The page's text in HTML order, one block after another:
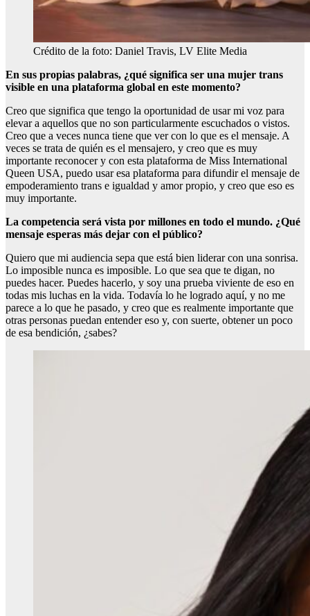
Crédito de la foto: Daniel Travis, LV Elite Media
En sus propias palabras, ¿qué significa ser una mujer trans
visible en una plataforma global en este momento?
Creo que significa que tengo la oportunidad de usar mi voz para
elevar a aquellos que no son particularmente escuchados o vistos.
Creo que a veces nunca tiene que ver con lo que es el mensaje. A
veces se trata de quién es el mensajero, y creo que es muy
importante reconocer y con esta plataforma de Miss International
Queen USA, puedo usar esa plataforma para difundir el mensaje de
empoderamiento trans e igualdad y amor propio, y creo que eso es
muy importante.
La competencia será vista por millones en todo el mundo. ¿Qué
mensaje esperas más dejar con el público?
Quiero que mi audiencia sepa que está bien liderar con una sonrisa.
Lo imposible nunca es imposible. Lo que sea que te digan, no
puedes hacer. Puedes hacerlo, y soy una prueba viviente de eso en
todas mis luchas en la vida. Todavía lo he logrado aquí, y no me
parece a lo que he pasado, y creo que es realmente importante que
otras personas puedan entender eso y, con suerte, obtener un poco
de esa bendición, ¿sabes?